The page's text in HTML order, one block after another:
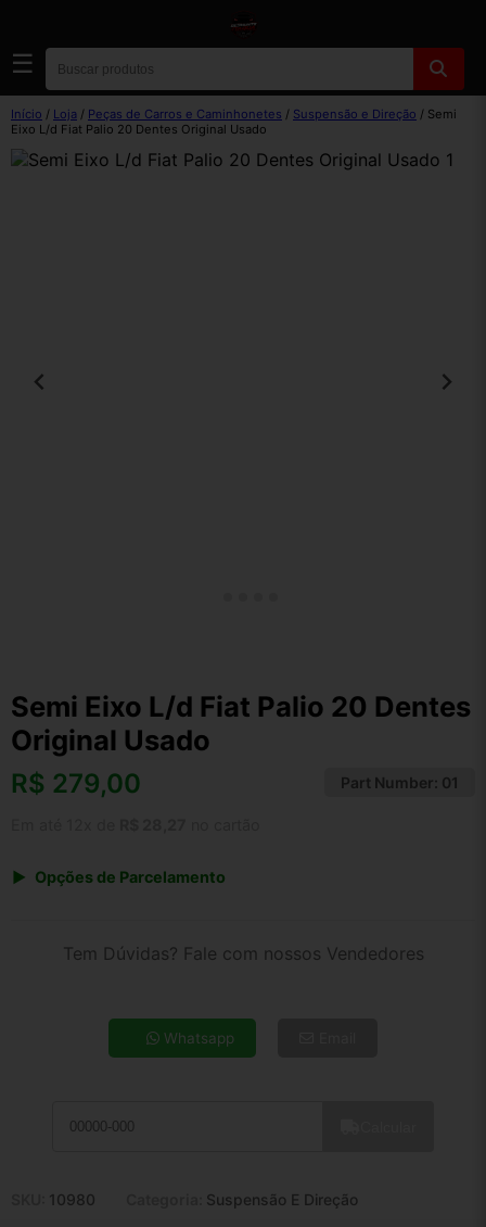
☰
Início / Loja / Peças de Carros e Caminhonetes / Suspensão e Direção / Semi
Eixo L/d Fiat Palio 20 Dentes Original Usado
Semi Eixo L/d Fiat Palio 20 Dentes
Original Usado
R$ 279,00 Part Number: 01
Opções de Parcelamento
5x de R$ 62,67
6x de R$ 52,85
9x de R$ 36,48
Tem Dúvidas? Fale com nossos Vendedores
Whatsapp
10980 Suspensão E Direção